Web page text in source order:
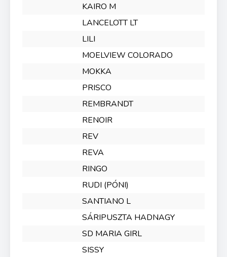
KAIRO M
LANCELOTT LT
LILI
MOELVIEW COLORADO
MOKKA
PRISCO
REMBRANDT
RENOIR
REV
REVA
RINGO
RUDI (PÓNI)
SANTIANO L
SÁRIPUSZTA HADNAGY
SD MARIA GIRL
SISSY